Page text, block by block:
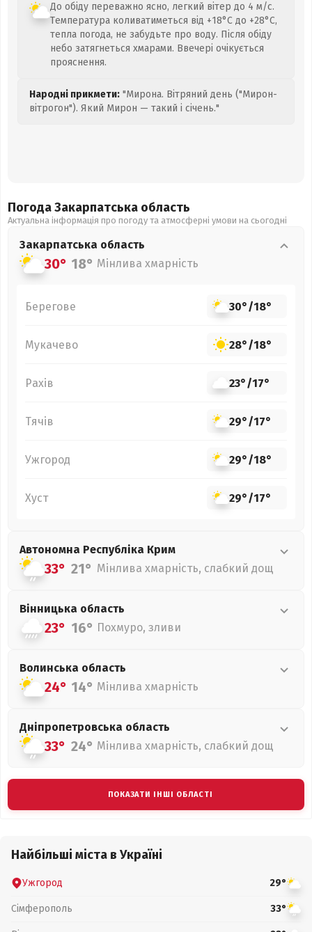
До обіду переважно ясно, легкий вітер до 4 м/с.
Температура коливатиметься від +18°C до +28°C,
тепла погода, не забудьте про воду. Після обіду
небо затягнеться хмарами. Ввечері очікується
прояснення.
Народні прикмети: "Мирона. Вітряний день ("Мирон-
вітрогон"). Який Мирон — такий і січень."
Погода Закарпатська область
Актуальна інформація про погоду та атмосферні умови на сьогодні
Закарпатська область
30° 18° Мінлива хмарність
Берегове 30°/18°
Мукачево 28°/18°
Рахів 23°/17°
Тячів 29°/17°
Ужгород 29°/18°
Хуст 29°/17°
Автономна Республіка Крим
33° 21° Мінлива хмарність, слабкий дощ
Вінницька область
23° 16° Похмуро, зливи
Волинська область
24° 14° Мінлива хмарність
Дніпропетровська область
33° 24° Мінлива хмарність, слабкий дощ
ПОКАЗАТИ ІНШІ ОБЛАСТІ
Найбільші міста в Україні
Ужгород 29°
Сімферополь 33°